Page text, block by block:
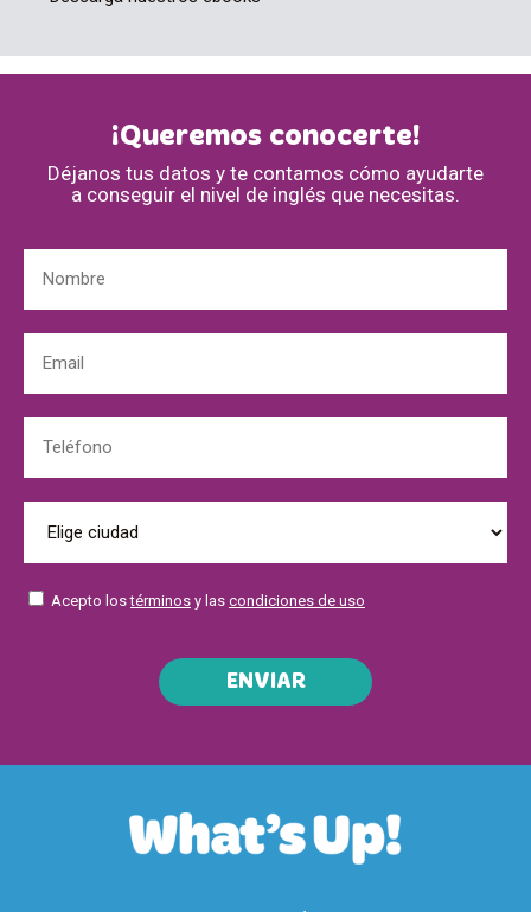
¡Queremos conocerte!
Déjanos tus datos y te contamos cómo ayudarte
a conseguir el nivel de inglés que necesitas.
Acepto lostérminos y las condiciones de uso
ENVIAR